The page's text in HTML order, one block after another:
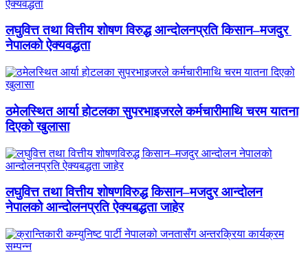
लघुवित्त तथा वित्तीय शोषण विरुद्ध आन्दोलनप्रति किसान–मजदुर
नेपालको ऐक्यवद्धता
ठमेलस्थित आर्या होटलका सुपरभाइजरले कर्मचारीमाथि चरम यातना
दिएको खुलासा
लघुवित्त तथा वित्तीय शोषणविरुद्ध किसान–मजदुर आन्दोलन
नेपालको आन्दोलनप्रति ऐक्यबद्धता जाहेर